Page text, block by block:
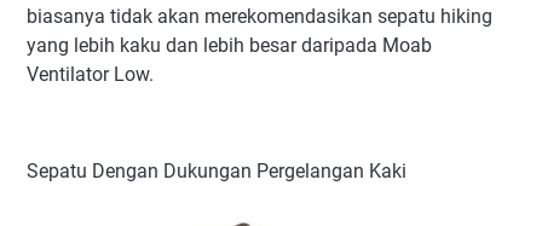
biasanya tidak akan merekomendasikan sepatu hiking
yang lebih kaku dan lebih besar daripada Moab
Ventilator Low.
Sepatu Dengan Dukungan Pergelangan Kaki